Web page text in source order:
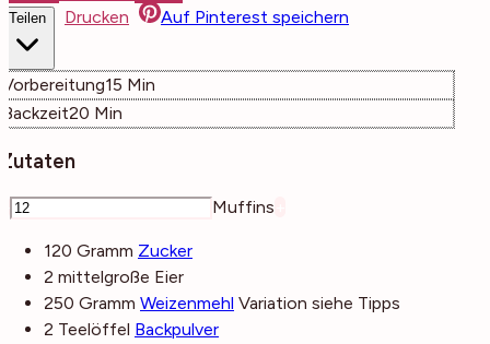
Teilen Drucken Auf Pinterest speichern
Vorbereitung15 Minuten
Min
Backzeit20 Minuten
Min
Zutaten
Muffins
120 Gramm Zucker
2 mittelgroße Eier
250 Gramm Weizenmehl Variation siehe Tipps
2 Teelöffel Backpulver